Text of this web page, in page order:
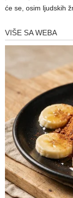
će se, osim ljudskih